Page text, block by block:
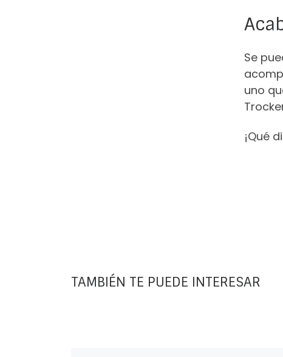
Se
uno
¡Qué
TAMBIÉN TE PUEDE INTERESAR